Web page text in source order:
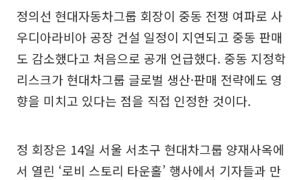
정의선 현대자동차그룹 회장이 중동 전쟁 여파로 사
우디아라비아 공장 건설 일정이 지연되고 중동 판매
도 감소했다고 처음으로 공개 언급했다. 중동 지정학
리스크가 현대차그룹 글로벌 생산·판매 전략에도 영
향을 미치고 있다는 점을 직접 인정한 것이다.
정 회장은 14일 서울 서초구 현대차그룹 양재사옥에
서 열린 ‘로비 스토리 타운홀’ 행사에서 기자들과 만